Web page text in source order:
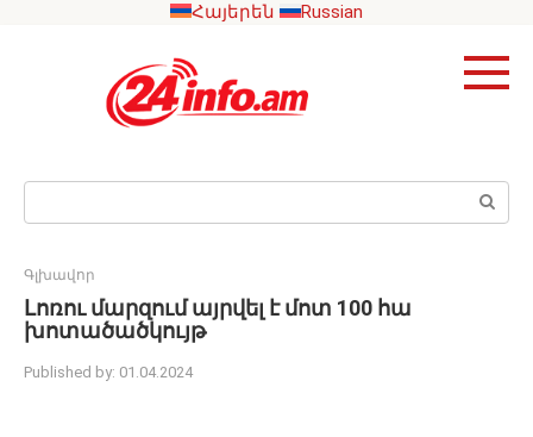
Հայերեն Russian
Search:
Գլխավոր
Լոռու մարզում այրվել է մոտ 100 հա
խոտածածկույթ
Published by: 01.04.2024